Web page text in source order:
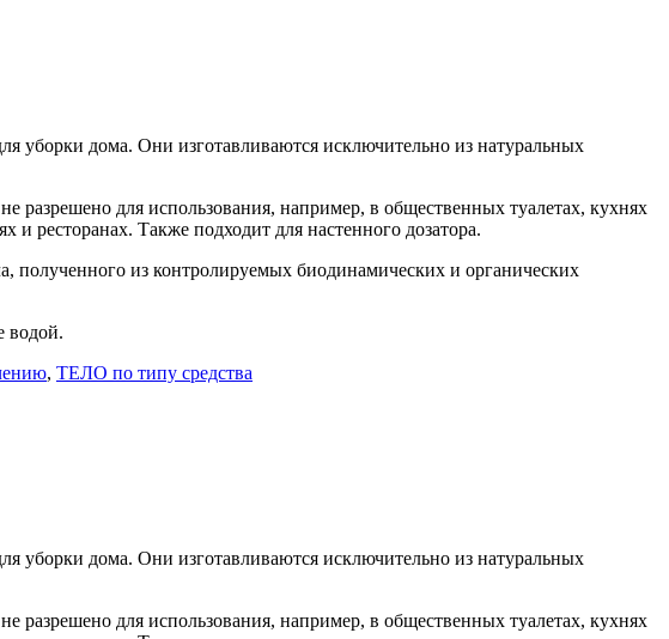
уборки дома. Они изготавливаются исключительно из натуральных
разрешено для использования, например, в общественных туалетах, кухнях
ресторанах. Также подходит для настенного дозатора.
полученного из контролируемых биодинамических и органических
водой.
, ТЕЛО по типу средства
уборки дома. Они изготавливаются исключительно из натуральных
разрешено для использования, например, в общественных туалетах, кухнях